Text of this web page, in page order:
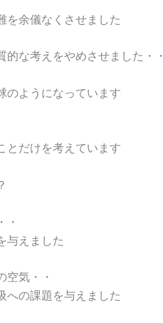
を余儀なくさせました
的な考えをやめさせました・・
のようになっています
とだけを考えています
・
与えました
空気・・
への課題を与えました